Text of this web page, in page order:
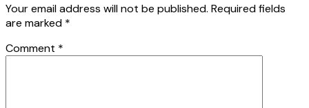
Your email address will not be published. Required fields
are marked *
Comment *